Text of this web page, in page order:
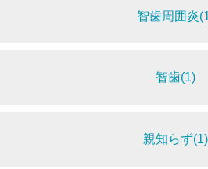
智歯周囲炎
智歯(1)
親知らず(1)